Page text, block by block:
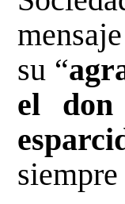
su “
el don